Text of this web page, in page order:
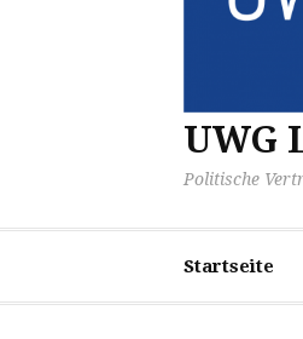
UWG
Politische
Startseite